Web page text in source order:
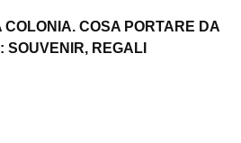
COLONIA. COSA PORTARE DA
SOUVENIR, REGALI